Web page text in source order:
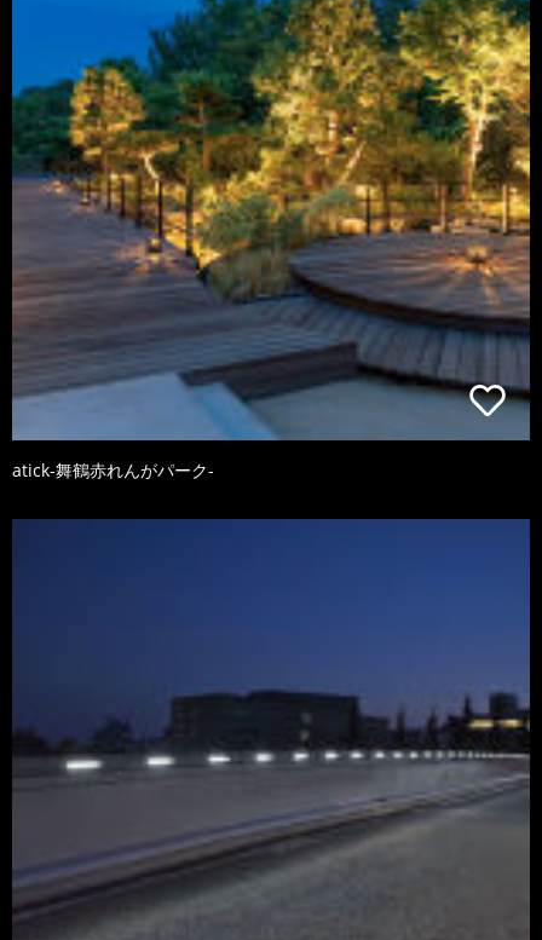
atick-舞鶴赤れんがパーク-